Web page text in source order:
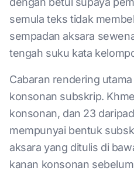
semula teks tidak
sempadan aksara
tengah suku kata
Cabaran rendering
konsonan subskrip.
konsonan, dan 23
mempunyai bentuk
aksara yang ditulis di
kanan konsonan